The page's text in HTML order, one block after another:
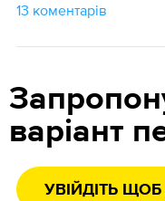
13 коментарів
варіант
УВІЙДІТЬ